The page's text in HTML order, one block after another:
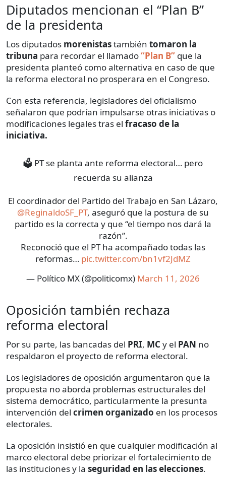
Diputados mencionan el “Plan B”
de la presidenta
Los diputados morenistastambién tomaron la
tribuna para recordar el llamado“Plan B” que la
presidenta planteó como alternativa en caso de que
la reforma electoral no prosperara en el Congreso.
Con esta referencia, legisladores del oficialismo
señalaron que podrían impulsarse otras iniciativas o
modificaciones legales tras el fracaso de la
iniciativa.
🗳️ PT se planta ante reforma electoral… pero
recuerda su alianza
El coordinador del Partido del Trabajo en San Lázaro,
@ReginaldoSF_PT, aseguró que la postura de su
partido es la correcta y que “el tiempo nos dará la
razón”.
Reconoció que el PT ha acompañado todas las
reformas… pic.twitter.com/bn1vf2JdMZ
— Político MX (@politicomx) March 11, 2026
Oposición también rechaza
reforma electoral
Por su parte, las bancadas del PRI, MC y el PAN no
respaldaron el proyecto de reforma electoral.
Los legisladores de oposición argumentaron que la
propuesta no aborda problemas estructurales del
sistema democrático, particularmente la presunta
intervención del crimen organizado en los procesos
electorales.
La oposición insistió en que cualquier modificación al
marco electoral debe priorizar el fortalecimiento de
las instituciones y la seguridad en las elecciones.